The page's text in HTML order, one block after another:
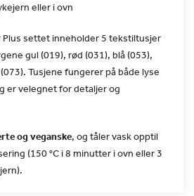
eller i ovn
Plus settet inneholder 5 tekstiltusjer
gul (019), rød (031), blå(053),
Tusjene fungerer på både lyse
er velegnet for detaljer og
og veganske, og tålervask opptil
(150 °C i 8 minutter i ovn eller 3